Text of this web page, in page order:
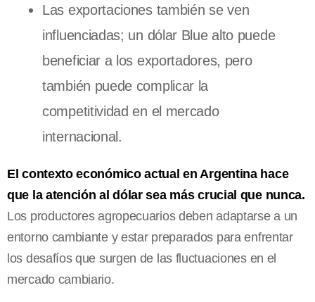
Las exportaciones también se ven
influenciadas; un dólar Blue alto puede
beneficiar a los exportadores, pero
también puede complicar la
competitividad en el mercado
internacional.
El contexto económico actual en Argentina hace
que la atención al dólar sea más crucial que nunca.
Los productores agropecuarios deben adaptarse a un
entorno cambiante y estar preparados para enfrentar
los desafíos que surgen de las fluctuaciones en el
mercado cambiario.